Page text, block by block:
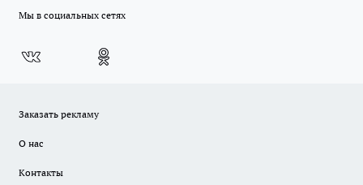
Мы в социальных сетях
Заказать рекламу
О нас
Контакты